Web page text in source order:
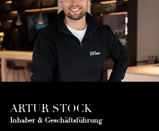
ARTUR STOCK
Inhaber & Geschäftsführung